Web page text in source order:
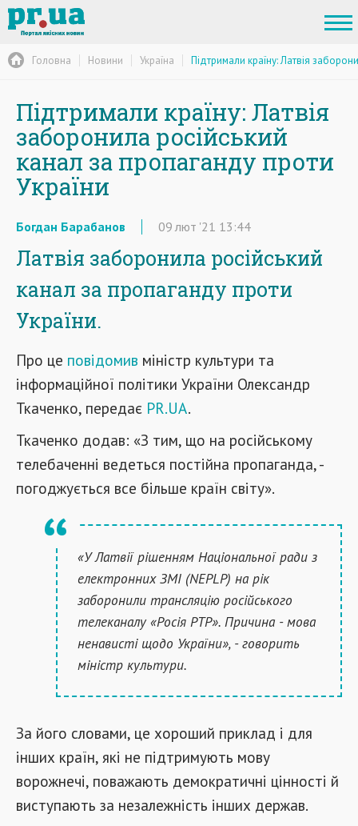
Головна Новини Україна Підтримали країну: Латвія
Підтримали країну: Латвія
заборонила російський
канал за пропаганду проти
України
Богдан Барабанов 09 лют '21 13:44
Латвія заборонила російський
канал за пропаганду проти
України.
Про це повідомив міністр культури та
інформаційної політики України Олександр
Ткаченко, передає PR.UA.
Ткаченко додав: «З тим, що на російському
телебаченні ведеться постійна пропаганда, -
погоджується все більше країн світу».
«У Латвії рішенням Національної ради з
електронних ЗМІ (NEPLP) на рік
заборонили трансляцію російського
телеканалу «Росія РТР». Причина - мова
ненависті щодо України», - говорить
міністр культури.
За його словами, це хороший приклад і для
інших країн, які не підтримують мову
ворожнечі, поважають демократичні цінності й
виступають за незалежність інших держав.